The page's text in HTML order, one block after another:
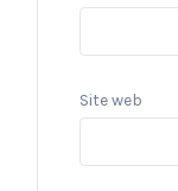
Site web